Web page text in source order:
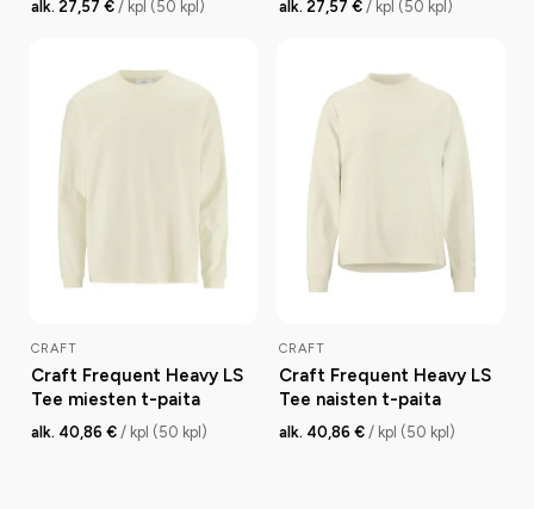
alk. 27,57 € / kpl (50 kpl) alk. 27,57 € / kpl (50 kpl)
CRAFT
Craft Frequent Heavy LS
Tee miesten t-paita
alk. 40,86 € / kpl (50 kpl)
CRAFT
Craft Frequent Heavy LS
Tee naisten t-paita
alk. 40,86 € / kpl (50 kpl)